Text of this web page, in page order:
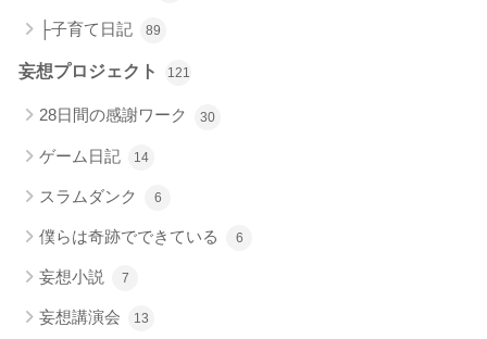
├子育て日記 89
妄想プロジェクト 121
28日間の感謝ワーク 30
ゲーム日記 14
スラムダンク 6
僕らは奇跡でできている 6
妄想小説 7
妄想講演会 13